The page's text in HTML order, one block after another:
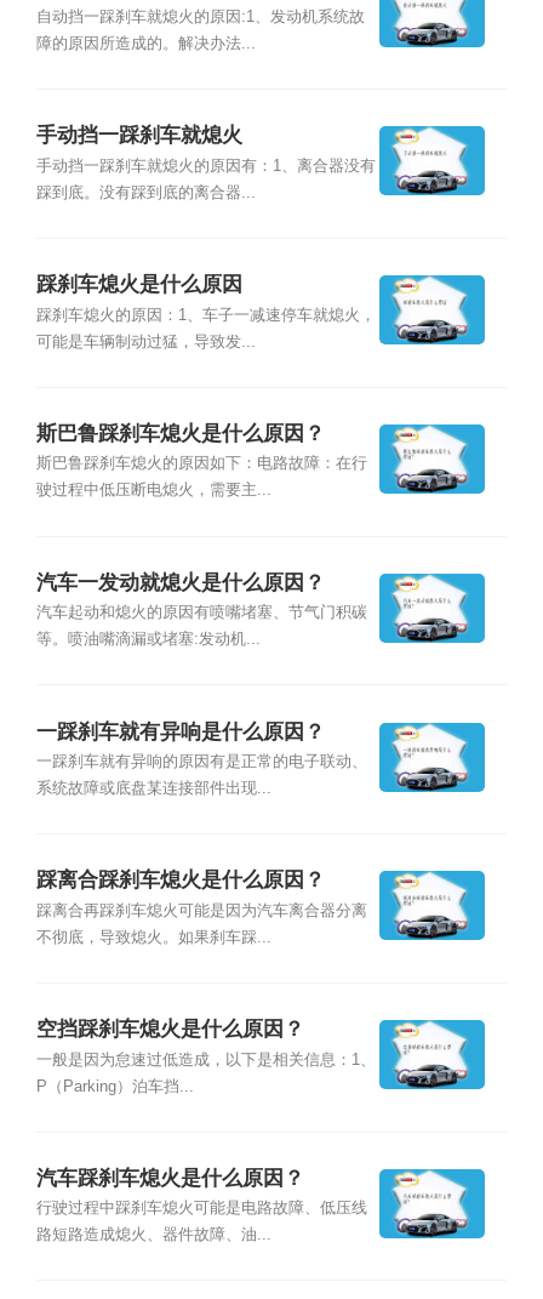
自动挡一踩刹车就熄火的原因:1、发动机系统故
障的原因所造成的。解决办法...
手动挡一踩刹车就熄火
手动挡一踩刹车就熄火的原因有：1、离合器没有
踩到底。没有踩到底的离合器...
踩刹车熄火是什么原因
踩刹车熄火的原因：1、车子一减速停车就熄火，
可能是车辆制动过猛，导致发...
斯巴鲁踩刹车熄火是什么原因？
斯巴鲁踩刹车熄火的原因如下：电路故障：在行
驶过程中低压断电熄火，需要主...
汽车一发动就熄火是什么原因？
汽车起动和熄火的原因有喷嘴堵塞、节气门积碳
等。喷油嘴滴漏或堵塞:发动机...
一踩刹车就有异响是什么原因？
一踩刹车就有异响的原因有是正常的电子联动、
系统故障或底盘某连接部件出现...
踩离合踩刹车熄火是什么原因？
踩离合再踩刹车熄火可能是因为汽车离合器分离
不彻底，导致熄火。如果刹车踩...
空挡踩刹车熄火是什么原因？
一般是因为怠速过低造成，以下是相关信息：1、
P（Parking）泊车挡...
汽车踩刹车熄火是什么原因？
行驶过程中踩刹车熄火可能是电路故障、低压线
路短路造成熄火、器件故障、油...